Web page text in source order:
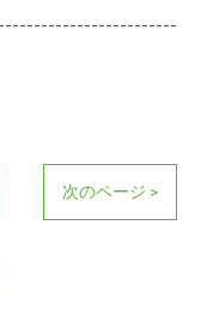
次のページ >